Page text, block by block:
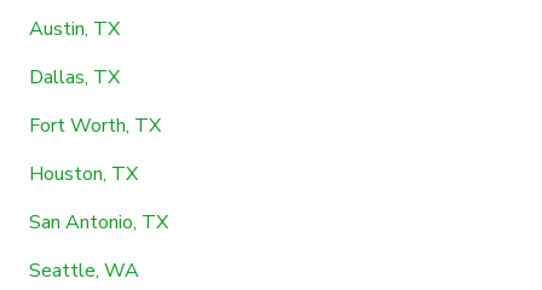
Austin, TX
Dallas, TX
Fort Worth, TX
Houston, TX
San Antonio, TX
Seattle, WA